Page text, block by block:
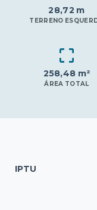
28,72 m
TERRENO
258,48 m²
ÁREA TOTAL
IPTU